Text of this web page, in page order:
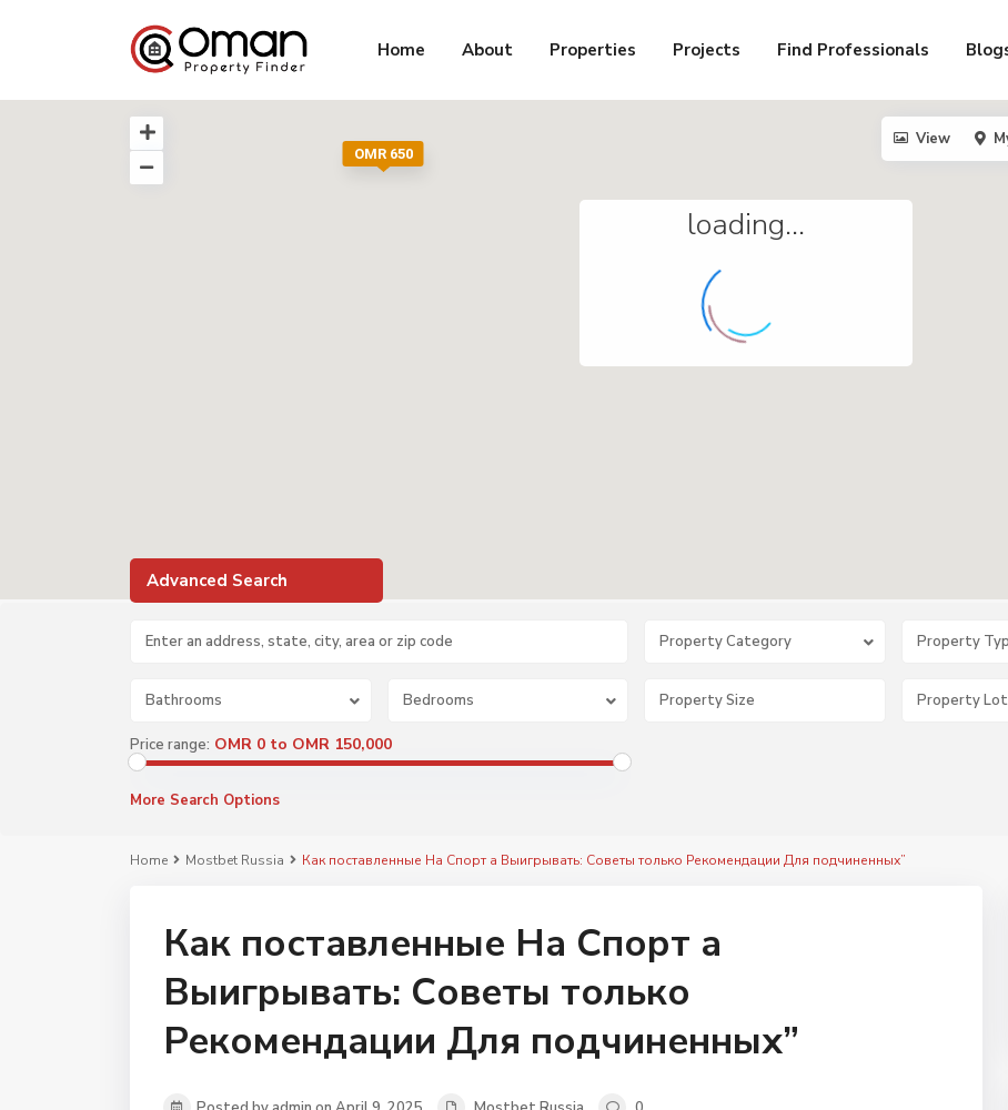
Home About Properties Projects Find Professionals
OMR 650
loading...
View
Advanced Search
Property Category Property
Bathrooms Bedrooms
Price range: OMR 0 to OMR 150,000
More Search Options
Home Mostbet Russia Как поставленные На Спорт а Выигрывать: Советы только Рекомендации Для подчиненных”
Как поставленные На Спорт а
Выигрывать: Советы только
Рекомендации Для подчиненных”